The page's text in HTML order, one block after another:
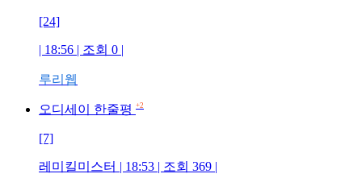
[24]
| 18:56 | 조회 0 |
루리웹
오디세이 한줄평 +2
[7]
레미킬미스터 | 18:53 | 조회 369 |